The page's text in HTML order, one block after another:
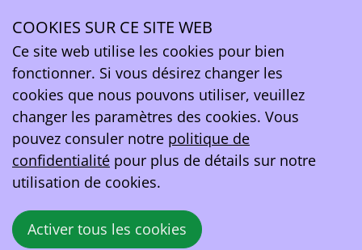
la langue que vous avez choisie
EV Belgium asbl
Rue de la Loi 81A
1040 Bruxelles
Belgique
TVA:BE0419164219
contact@ev.be
EV Belgium
COOKIES SUR CE SITE WEB
Ce site web utilise les cookies pour bien
fonctionner. Si vous désirez changer les
cookies que nous pouvons utiliser, veuillez
changer les paramètres des cookies. Vous
pouvez consuler notre politique de
confidentialité pour plus de détails sur notre
utilisation de cookies.
Activer tous les cookies